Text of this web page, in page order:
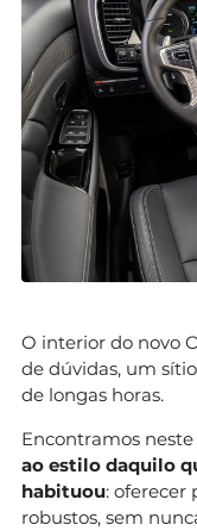
O interior do novo
de dúvidas, um
de longas horas.
Encontramos
ao estilo daquilo
habituou: oferecer
robustos, sem